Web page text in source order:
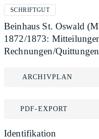
SCHRIFTGUT
Beinhaus St. Oswald
1872/1873:
Rechnungen/Quittungen
ARCHIVPLAN
PDF-EXPORT
Identifikation